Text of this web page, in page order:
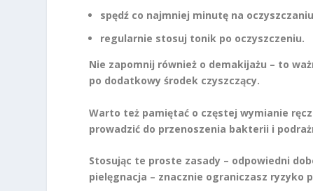
spędź co najmniej minutę na
regularnie stosuj tonik po oczyszczeniu.
Nie zapomnij również o demakijażu – to
po dodatkowy środek czyszczący.
Warto też pamiętać o częstej wymianie
prowadzić do przenoszenia bakterii i
Stosując te proste zasady – odpowiedni
pielęgnacja – znacznie ograniczasz ryzyko